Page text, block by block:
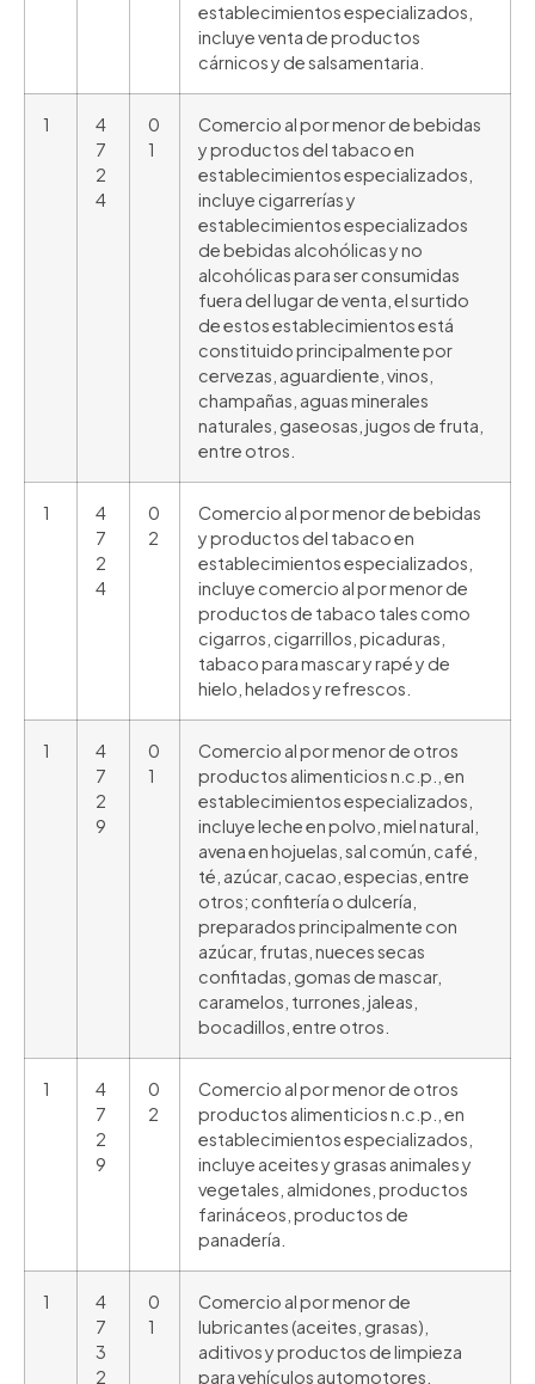
establecimientos especializados,
incluye venta de productos
cárnicos y de salsamentaria.
1
4
7
2
4
0
1
Comercio al por menor de bebidas
y productos del tabaco en
establecimientos especializados,
incluye cigarrerías y
establecimientos especializados
de bebidas alcohólicas y no
alcohólicas para ser consumidas
fuera del lugar de venta, el surtido
de estos establecimientos está
constituido principalmente por
cervezas, aguardiente, vinos,
champañas, aguas minerales
naturales, gaseosas, jugos de fruta,
entre otros.
1
4
7
2
4
0
2
Comercio al por menor de bebidas
y productos del tabaco en
establecimientos especializados,
incluye comercio al por menor de
productos de tabaco tales como
cigarros, cigarrillos, picaduras,
tabaco para mascar y rapé y de
hielo, helados y refrescos.
1
4
7
2
9
0
1
Comercio al por menor de otros
productos alimenticios n.c.p., en
establecimientos especializados,
incluye leche en polvo, miel natural,
avena en hojuelas, sal común, café,
té, azúcar, cacao, especias, entre
otros; confitería o dulcería,
preparados principalmente con
azúcar, frutas, nueces secas
confitadas, gomas de mascar,
caramelos, turrones, jaleas,
bocadillos, entre otros.
1
4
7
2
9
0
2
Comercio al por menor de otros
productos alimenticios n.c.p., en
establecimientos especializados,
incluye aceites y grasas animales y
vegetales, almidones, productos
farináceos, productos de
panadería.
1
4
7
3
2
0
1
Comercio al por menor de
lubricantes (aceites, grasas),
aditivos y productos de limpieza
para vehículos automotores,